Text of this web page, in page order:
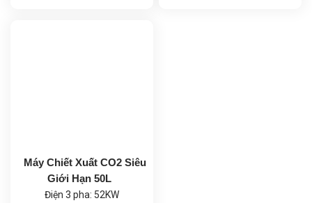
hoạt động ổn định và an
Máy Chiết Xuất CO2 Siêu
Giới Hạn 50L
Điện 3 pha: 52KW